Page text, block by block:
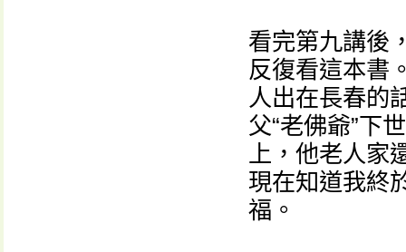
看完第九講後
反復看這本書
人出在長春的
父“老佛爺”下
上，他老人家
現在知道我終
福。